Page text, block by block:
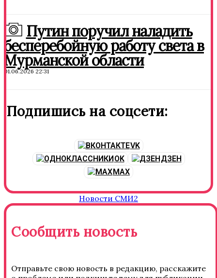
Путин поручил наладить
бесперебойную работу света в
Мурманской области
01.06.2026 22:31
Подпишись на соцсети:
VK
OK
ДЗЕН
MAX
Новости СМИ2
Сообщить новость
Отправьте свою новость в редакцию, расскажите